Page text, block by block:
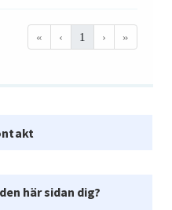
här sidan dig?